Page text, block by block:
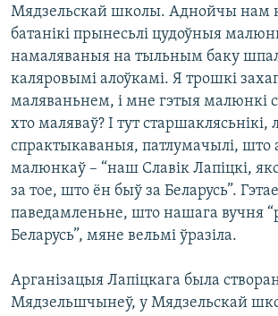
Мядзельскай школы. Аднойчы нам
батанікі прынесьлі цудоўныя
намаляваныя на тыльным баку
каляровымі алоўкамі. Я трошкі
маляваньнем, і мне гэтыя малюнкі
хто маляваў? І тут старшаклясьнікі,
спрактыкаваныя, патлумачылі, што
малюнкаў – “наш Славік Лапіцкі,
за тое, што ён быў за Беларусь”. Гэтае
паведамленьне, што нашага вучня
Беларусь”, мяне вельмі ўразіла.
Арганізацыя Лапіцкага была
Мядзельшчынеў, у Мядзельскай